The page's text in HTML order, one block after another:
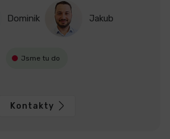
Dominik Jakub
Jsme tu do
Kontakty